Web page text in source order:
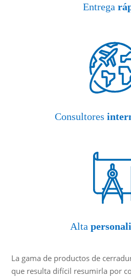
Entrega
Consultores
Alta
La gama de productos de
que resulta difícil resumirla por